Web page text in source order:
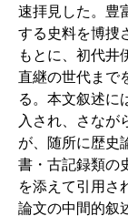
速拝見した。豊
する史料を博捜
もとに、初代井
直継の世代まで
る。本文叙述に
入され、さなが
が、随所に歴史
書・古記録類の
を添えて引用さ
論文の中間的叙